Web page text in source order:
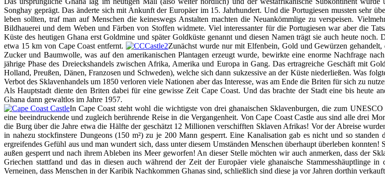
Songhay geprägt. Das änderte sich mit Ankunft der Europäer im 15. Jahrhundert. Und die Portugiesen mussten sehr
leben sollten, traf man auf Menschen die keineswegs Anstalten machten die Neuankömmlige zu verspeisen.
Bildhauerei und dem Weben und Färben von Stoffen widmete. Viel interessanter für die Portugiesen war aber die
Küste des heutigen Ghana erst Goldmine und später Goldküste genannt und diesen Namen trägt sie auch heute
etwa 15 km von Cape Coast entfernt.
Zunächst wurde nur mit Elfenbein, Gold und Gewürzen
Zucker und Baumwolle, was auf den amerikanischen Plantagen erzeugt wurde, bewirkte eine enorme Nachfrage
jährige Phase des Dreieckshandels zwischen Afrika, Amerika und Europa in Gang. Das ertragreiche Geschäft mit
Holland, Preußen, Dänen, Franzosen und Schweden), welche sich dann sukzessive an der Küste niederließen. Was
Verbot des Sklavenhandels um 1850 verloren viele Nationen aber das Interesse, was am Ende die Briten für sich zu
Als Hauptstadt diente den Briten dabei für eine gewisse Zeit Cape Coast. Und das brachte der Stadt eine bis heute
Ghana dann gewaltlos im Jahre 1957.
In Cape Coast steht wohl die wichtigste von drei ghanaischen Sklavenburgen, die zum
eine beeindruckende und zugleich berührende Reise in die Vergangenheit. Von Cape Coast Castle aus sind alle drei
die Burg über die Jahre etwa die Hälfte der geschätzt 12 Millionen verschifften Sklaven Afrikas! Vor der Abreise
in nahezu stockfinstere Dungeons (150 m²) zu je 200 Mann gesperrt. Eine Kanalisation gab es nicht und so
ergreifendes Gefühl aus und man wundert sich, dass unter diesem Umständen Menschen überhaupt überleben
außen gesperrt und nach ihrem Ableben ins Meer geworfen! An dieser Stelle möchten wir auch anmerken, dass der
Griechen stattfand und das in diesen auch während der Zeit der Europäer viele ghanaische Stammesshäuptlinge
Verneinen, dass Menschen in der Karibik Nachkommen Ghanas sind, schließlich sind diese ja vor Jahren dorthin